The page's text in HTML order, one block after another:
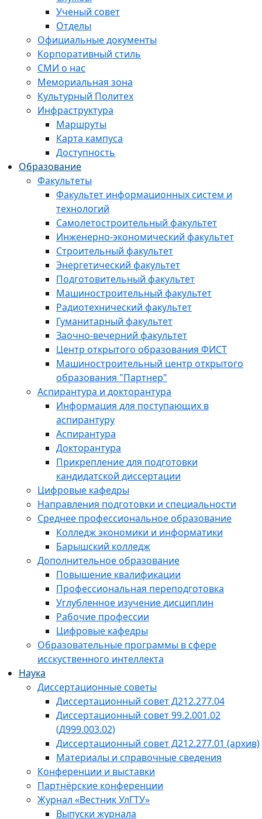
Ученый совет
Отделы
Официальные документы
Корпоративный стиль
СМИ о нас
Мемориальная зона
Культурный Политех
Инфраструктура
Маршруты
Карта кампуса
Доступность
Образование
Факультеты
Факультет информационных систем и
технологий
Самолетостроительный факультет
Инженерно-экономический факультет
Строительный факультет
Энергетический факультет
Подготовительный факультет
Машиностроительный факультет
Радиотехнический факультет
Гуманитарный факультет
Заочно-вечерний факультет
Центр открытого образования ФИСТ
Машиностроительный центр открытого
образования "Партнер"
Аспирантура и докторантура
Информация для поступающих в
аспирантуру
Аспирантура
Докторантура
Прикрепление для подготовки
кандидатской диссертации
Цифровые кафедры
Направления подготовки и специальности
Среднее профессиональное образование
Колледж экономики и информатики
Барышский колледж
Дополнительное образование
Повышение квалификации
Профессиональная переподготовка
Углубленное изучение дисциплин
Рабочие профессии
Цифровые кафедры
Образовательные программы в сфере
исскуственного интеллекта
Наука
Диссертационные советы
Диссертационный совет Д212.277.04
Диссертационный совет 99.2.001.02
(Д999.003.02)
Диссертационный совет Д212.277.01 (архив)
Материалы и справочные сведения
Конференции и выставки
Партнёрские конференции
Журнал «Вестник УлГТУ»
Выпуски журнала